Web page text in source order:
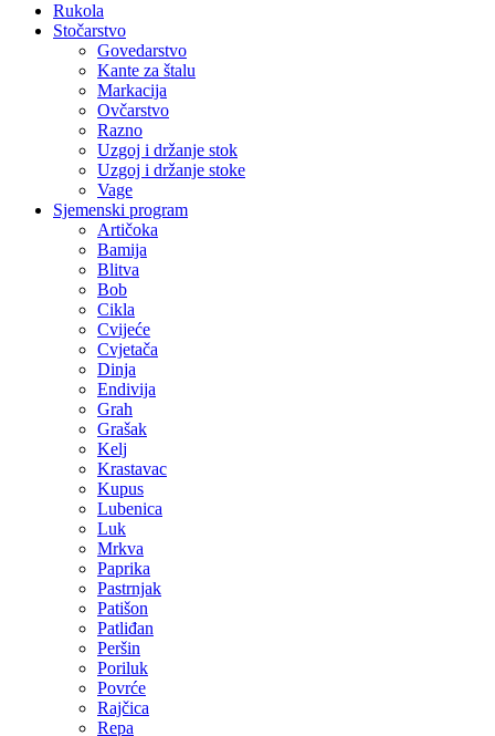
Rukola
Stočarstvo
Govedarstvo
Kante za štalu
Markacija
Ovčarstvo
Razno
Uzgoj i držanje stok
Uzgoj i držanje stoke
Vage
Sjemenski program
Artičoka
Bamija
Blitva
Bob
Cikla
Cvijeće
Cvjetača
Dinja
Endivija
Grah
Grašak
Kelj
Krastavac
Kupus
Lubenica
Luk
Mrkva
Paprika
Pastrnjak
Patišon
Patliđan
Peršin
Poriluk
Povrće
Rajčica
Repa